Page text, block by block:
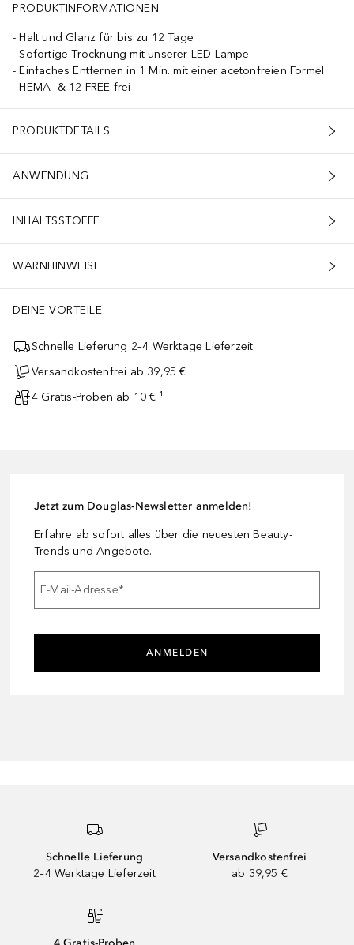
PRODUKTINFORMATIONEN
Halt und Glanz für bis zu 12 Tage
Sofortige Trocknung mit unserer LED-Lampe
Einfaches Entfernen in 1 Min. mit einer acetonfreien Formel
HEMA- & 12-FREE-frei
PRODUKTDETAILS
ANWENDUNG
INHALTSSTOFFE
WARNHINWEISE
DEINE VORTEILE
Schnelle Lieferung 2–4 Werktage Lieferzeit
Versandkostenfrei ab 39,95 €
4 Gratis-Proben ab 10 € ¹
Jetzt zum Douglas-Newsletter anmelden!
Erfahre ab sofort alles über die neuesten Beauty-
Trends und Angebote.
E-Mail-Adresse*
ANMELDEN
Schnelle Lieferung
2–4 Werktage Lieferzeit
Versandkostenfrei
ab 39,95 €